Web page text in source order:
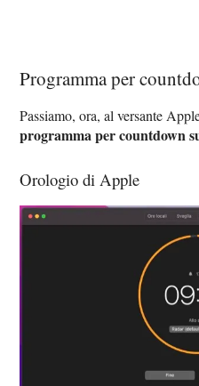
Programma per
Passiamo, ora, al versante
programma per countdown
Orologio di Apple